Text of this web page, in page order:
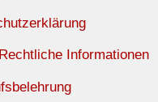
Informationen